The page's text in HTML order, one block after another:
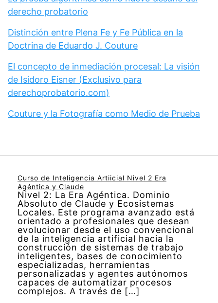
derecho probatorio
Distinción entre Plena Fe y Fe Pública en la
Doctrina de Eduardo J. Couture
El concepto de inmediación procesal: La visión
de Isidoro Eisner (Exclusivo para
derechoprobatorio.com)
Couture y la Fotografía como Medio de Prueba
Curso de Inteligencia Artiicial Nivel 2 Era
Agéntica y Claude
Nivel 2: La Era Agéntica. Dominio
Absoluto de Claude y Ecosistemas
Locales. Este programa avanzado está
orientado a profesionales que desean
evolucionar desde el uso convencional
de la inteligencia artificial hacia la
construcción de sistemas de trabajo
inteligentes, bases de conocimiento
especializadas, herramientas
personalizadas y agentes autónomos
capaces de automatizar procesos
complejos. A través de […]